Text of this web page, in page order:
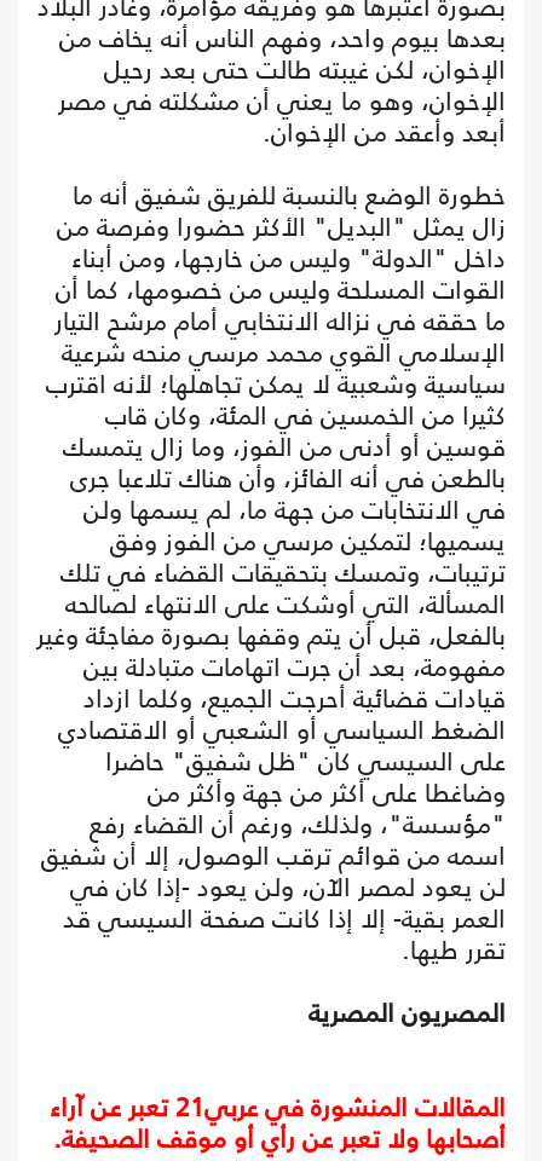
بعدها بيوم واحد، وفهم الناس أنه يخاف من
الإخوان، لكن غيبته طالت حتى بعد رحيل
الإخوان، وهو ما يعني أن مشكلته في مصر
أبعد وأعقد من الإخوان.
خطورة الوضع بالنسبة للفريق شفيق أنه ما
زال يمثل "البديل" الأكثر حضورا وفرصة من
داخل "الدولة" وليس من خارجها، ومن أبناء
القوات المسلحة وليس من خصومها، كما أن
ما حققه في نزاله الانتخابي أمام مرشح التيار
الإسلامي القوي محمد مرسي منحه شرعية
سياسية وشعبية لا يمكن تجاهلها؛ لأنه اقترب
كثيرا من الخمسين في المئة، وكان قاب
قوسين أو أدنى من الفوز، وما زال يتمسك
بالطعن في أنه الفائز، وأن هناك تلاعبا جرى
في الانتخابات من جهة ما، لم يسمها ولن
يسميها؛ لتمكين مرسي من الفوز وفق
ترتيبات، وتمسك بتحقيقات القضاء في تلك
المسألة، التي أوشكت على الانتهاء لصالحه
بالفعل، قبل أن يتم وقفها بصورة مفاجئة وغير
مفهومة، بعد أن جرت اتهامات متبادلة بين
قيادات قضائية أحرجت الجميع، وكلما ازداد
الضغط السياسي أو الشعبي أو الاقتصادي
على السيسي كان "ظل شفيق" حاضرا
وضاغطا على أكثر من جهة وأكثر من
"مؤسسة"، ولذلك، ورغم أن القضاء رفع
اسمه من قوائم ترقب الوصول، إلا أن شفيق
لن يعود لمصر الآن، ولن يعود -إذا كان في
العمر بقية- إلا إذا كانت صفحة السيسي قد
تقرر طيها.
المصريون المصرية
المقالات المنشورة في عربي21 تعبر عن آراء
أصحابها ولا تعبر عن رأي أو موقف الصحيفة.